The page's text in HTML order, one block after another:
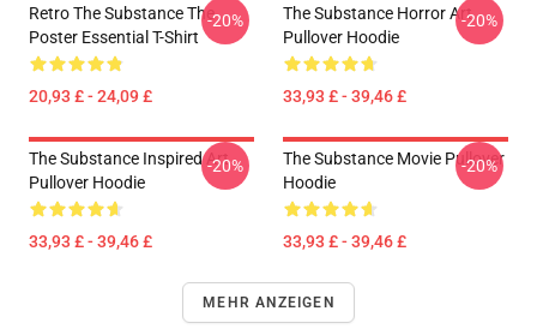
Retro The Substance The
Poster Essential T-Shirt
20,93 £ - 24,09 £
-20%
The Substance Horror Art
Pullover Hoodie
33,93 £ - 39,46 £
-20%
The Substance Inspired Art
Pullover Hoodie
33,93 £ - 39,46 £
-20%
The Substance Movie Pullover
Hoodie
33,93 £ - 39,46 £
-20%
MEHR ANZEIGEN